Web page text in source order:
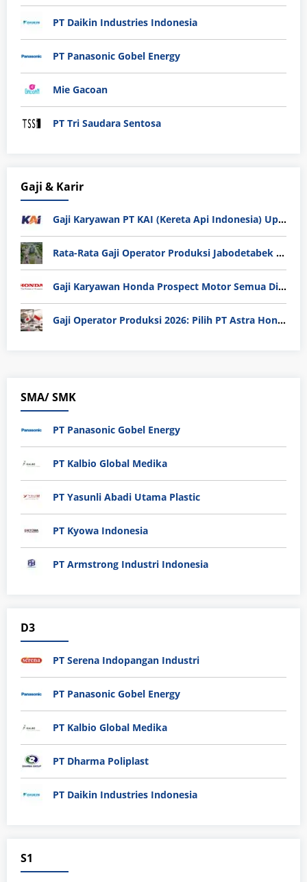
PT Daikin Industries Indonesia
PT Panasonic Gobel Energy
Mie Gacoan
PT Tri Saudara Sentosa
Gaji & Karir
Gaji Karyawan PT KAI (Kereta Api Indonesia) Update 2025
Rata-Rata Gaji Operator Produksi Jabodetabek 2025: Bedah Tuntas UMK, Lemburan, dan Realita Hidup Buruh
Gaji Karyawan Honda Prospect Motor Semua Divisi
Gaji Operator Produksi 2026: Pilih PT Astra Honda Motor (AHM) atau Manufaktur di Jepang?
SMA/ SMK
PT Panasonic Gobel Energy
PT Kalbio Global Medika
PT Yasunli Abadi Utama Plastic
PT Kyowa Indonesia
PT Armstrong Industri Indonesia
D3
PT Serena Indopangan Industri
PT Panasonic Gobel Energy
PT Kalbio Global Medika
PT Dharma Poliplast
PT Daikin Industries Indonesia
S1